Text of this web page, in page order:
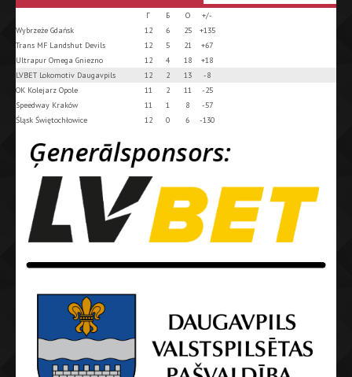
Г Б О
+/-
Wybrzeże Gdańsk
12 6 25
+135
Trans MF Landshut Devils
12 5 21
+67
Ultrapur Omega Gniezno
12 4 18
+18
LVBET Lokomotiv Daugavpils
12 2 13
-8
OK Kolejarz Opole
11 2 11
-25
Speedway Kraków
11 1 8
-57
Śląsk Świętochłowice
12 0 6 -130